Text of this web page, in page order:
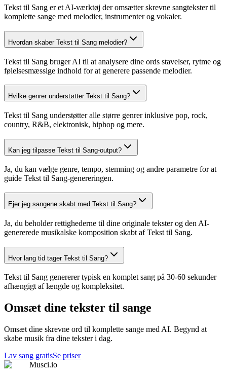
Tekst til Sang er et AI-værktøj der omsætter skrevne sangtekster til
komplette sange med melodier, instrumenter og vokaler.
Hvordan skaber Tekst til Sang melodier?
Tekst til Sang bruger AI til at analysere dine ords stavelser, rytme og
følelsesmæssige indhold for at generere passende melodier.
Hvilke genrer understøtter Tekst til Sang?
Tekst til Sang understøtter alle større genrer inklusive pop, rock,
country, R&B, elektronisk, hiphop og mere.
Kan jeg tilpasse Tekst til Sang-output?
Ja, du kan vælge genre, tempo, stemning og andre parametre for at
guide Tekst til Sang-genereringen.
Ejer jeg sangene skabt med Tekst til Sang?
Ja, du beholder rettighederne til dine originale tekster og den AI-
genererede musikalske komposition skabt af Tekst til Sang.
Hvor lang tid tager Tekst til Sang?
Tekst til Sang genererer typisk en komplet sang på 30-60 sekunder
afhængigt af længde og kompleksitet.
Omsæt dine tekster til sange
Omsæt dine skrevne ord til komplette sange med AI. Begynd at
skabe musik fra dine tekster i dag.
Lav sang gratisSe priser
Musci.io